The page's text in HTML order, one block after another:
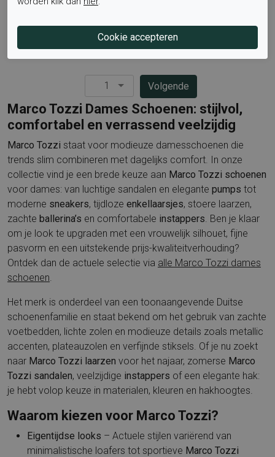
Veterboots Sportief
€ 89,95
€ 59,95
1 VolgendePagina
Marco Tozzi Dames Schoenen: stijlvol,
comfortabel en verrassend veelzijdig
Marco Tozzi staat voor modieuze damesschoenen die
trends slim combineren met dagelijks comfort. In onze
collectie vind je een brede keuze aan Marco Tozzi schoenen
voor dames: van luchtige sandalen en elegante pumps tot
moderne sneakers, tijdloze enkellaarsjes, stoere laarzen,
zachte ballerina’s en comfortabele instappers. Ben je klaar
om je look te upgraden met een vrouwelijk silhouet, fijne
pasvorm en een uitstekende prijs-kwaliteitverhouding?
Ontdek dan de actuele selectie via alle Marco Tozzi dames
schoenen.
Het merk is onderdeel van een toonaangevende Duitse
schoenenfamilie en staat bekend om het gebruik van zachte
voetbedden, lichte zolen en modieuze details zoals metallic
accenten, plateauzolen en verfijnde stiksels. Of je nu zoekt
naar Marco Tozzi laarzen voor het najaar, zomerse Marco
Tozzi sandalen, veelzijdige instappers of een elegante hak:
je hebt volop keuze in materialen, kleuren en hakhoogtes.
Waarom kiezen voor Marco Tozzi?
Eigentijdse looks – Actuele stijlen variërend van
minimalistische loafers tot sportieve Marco Tozzi